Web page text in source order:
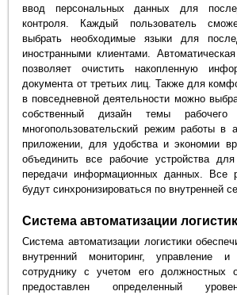
ввод персональных данных для
контроля. Каждый пользователь
выбрать необходимые языки для
иностранными клиентами.
позволяет очистить накопленную
документа от третьих лиц. Также для
в повседневной деятельности можно
собственный дизайн темы рабочего
многопользовательский режим работы в
приложении, для удобства и экономии
объединить все рабочие устройства
передачи информационных данных. Все
будут синхронизироваться по внутренней
Система автоматизации
Система автоматизации логистики
внутренний мониторинг, управление
сотруднику с учетом его должностных
предоставлен определенный